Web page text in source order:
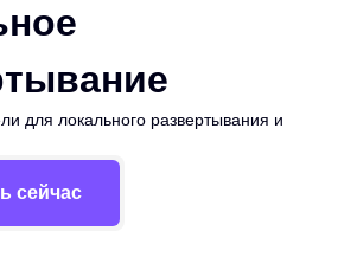
для локального развертывания и
сейчас